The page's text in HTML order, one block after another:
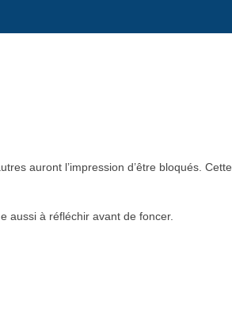
auront l’impression d’être bloqués. Cette
aussi à réfléchir avant de foncer.